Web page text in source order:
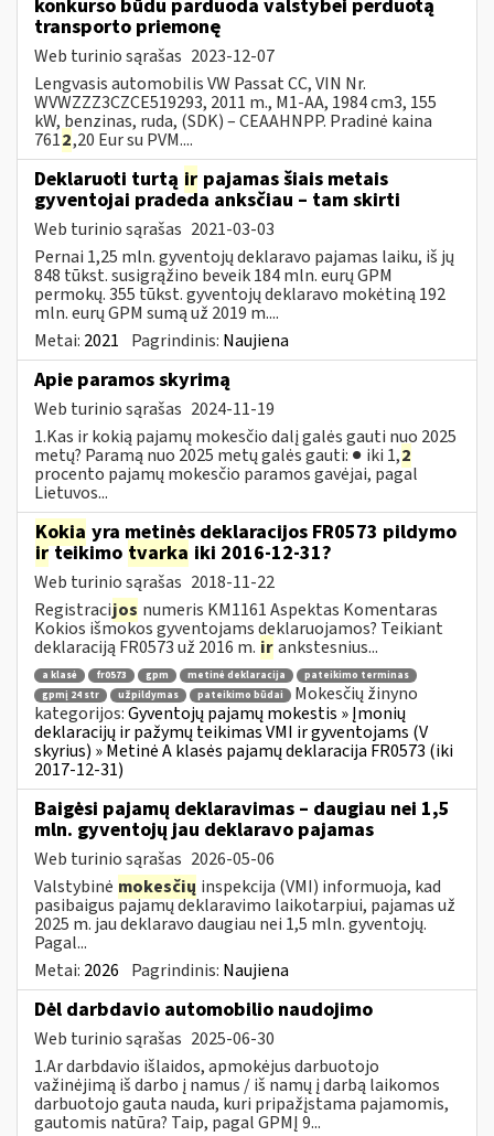
konkurso būdu parduoda valstybei perduotą
transporto priemonę
Web turinio sąrašas 2023-12-07
Lengvasis automobilis VW Passat CC, VIN Nr.
WVWZZZ3CZCE519293, 2011 m., M1-AA, 1984 cm3, 155
kW, benzinas, ruda, (SDK) – CEAAHNPP. Pradinė kaina
7612,20 Eur su PVM....
Deklaruoti turtą ir pajamas šiais metais
gyventojai pradeda anksčiau – tam skirti
Web turinio sąrašas 2021-03-03
Pernai 1,25 mln. gyventojų deklaravo pajamas laiku, iš jų
848 tūkst. susigrąžino beveik 184 mln. eurų GPM
permokų. 355 tūkst. gyventojų deklaravo mokėtiną 192
mln. eurų GPM sumą už 2019 m....
Metai: 2021 Pagrindinis: Naujiena
Apie paramos skyrimą
Web turinio sąrašas 2024-11-19
1.Kas ir kokią pajamų mokesčio dalį galės gauti nuo 2025
metų? Paramą nuo 2025 metų galės gauti: ● iki 1,2
procento pajamų mokesčio paramos gavėjai, pagal
Lietuvos...
Kokia yra metinės deklaracijos FR0573 pildymo
irteikimo tvarka iki 2016-12-31?
Web turinio sąrašas 2018-11-22
Registracijos numeris KM1161 Aspektas Komentaras
Kokios išmokos gyventojams deklaruojamos? Teikiant
deklaraciją FR0573 už 2016 m. irankstesnius...
a klasė fr0573 gpm metinė deklaracija
pateikimo terminas
gpmį 24 str
užpildymas pateikimo būdai
Mokesčių žinyno
kategorijos:Gyventojų pajamų mokestis » Įmonių
deklaracijų ir pažymų teikimas VMI ir gyventojams (V
skyrius) » Metinė A klasės pajamų deklaracija FR0573 (iki
2017-12-31)
Baigėsi pajamų deklaravimas – daugiau nei 1,5
mln. gyventojų jau deklaravo pajamas
Web turinio sąrašas 2026-05-06
Valstybinė mokesčių inspekcija (VMI) informuoja, kad
pasibaigus pajamų deklaravimo laikotarpiui, pajamas už
2025 m. jau deklaravo daugiau nei 1,5 mln. gyventojų.
Pagal...
Metai: 2026 Pagrindinis: Naujiena
Dėl darbdavio automobilio naudojimo
Web turinio sąrašas 2025-06-30
1.Ar darbdavio išlaidos, apmokėjus darbuotojo
važinėjimą iš darbo į namus / iš namų į darbą laikomos
darbuotojo gauta nauda, kuri pripažįstama pajamomis,
gautomis natūra? Taip, pagal GPMĮ 9...